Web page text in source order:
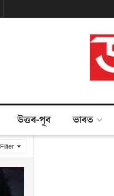
Filter
উত্তৰ-পূব ভাৰত